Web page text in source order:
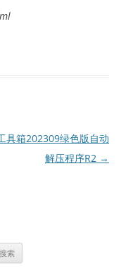
具箱202309绿色版自动
解压程序R2 →